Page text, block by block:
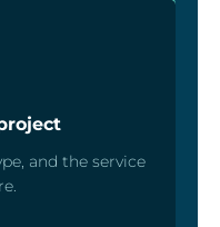
and the service